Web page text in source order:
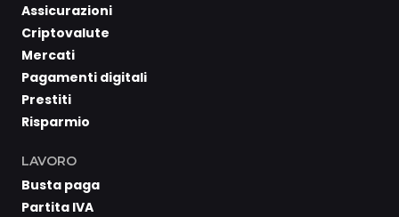
Assicurazioni
Criptovalute
Mercati
Pagamenti digitali
Prestiti
Risparmio
LAVORO
Busta paga
Partita IVA